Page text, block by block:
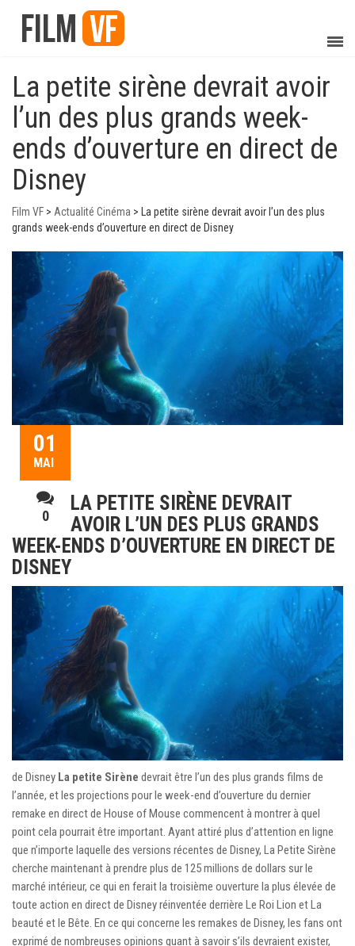
La petite sirène devrait avoir
l’un des plus grands week-
ends d’ouverture en direct de
Disney
Film VF > Actualité Cinéma >
La petite sirène devrait avoir l’un des plus
grands week-ends d’ouverture en direct de Disney
01
MAI
0
LA PETITE SIRÈNE DEVRAIT
AVOIR L’UN DES PLUS GRANDS
WEEK-ENDS D’OUVERTURE EN DIRECT DE
DISNEY
de Disney La petite Sirène devrait être l’un des plus grands films de
l’année, et les projections pour le week-end d’ouverture du dernier
remake en direct de House of Mouse commencent à montrer à quel
point cela pourrait être important. Ayant attiré plus d’attention en ligne
que n’importe laquelle des versions récentes de Disney, La Petite Sirène
cherche maintenant à prendre plus de 125 millions de dollars sur le
marché intérieur, ce qui en ferait la troisième ouverture la plus élevée de
toute action en direct de Disney réinventée derrière Le Roi Lion et La
beauté et le Bête. En ce qui concerne les remakes de Disney, les fans ont
exprimé de nombreuses opinions quant à savoir s’ils devraient exister,